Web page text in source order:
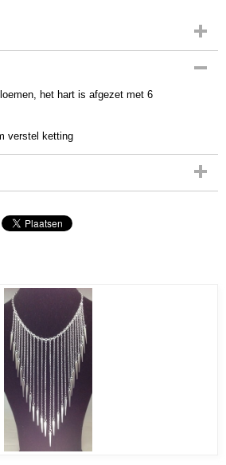
het hart is afgezet met 6
verstel ketting